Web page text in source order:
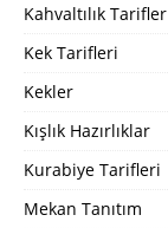
Kahvaltılık Tarifler
Kek Tarifleri
Kekler
Kışlık Hazırlıklar
Kurabiye Tarifleri
Mekan Tanıtım